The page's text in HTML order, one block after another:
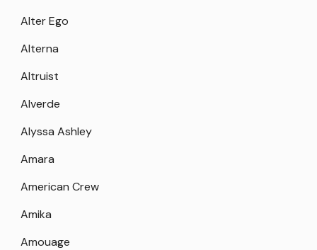
Alter Ego
Alterna
Altruist
Alverde
Alyssa Ashley
Amara
American Crew
Amika
Amouage